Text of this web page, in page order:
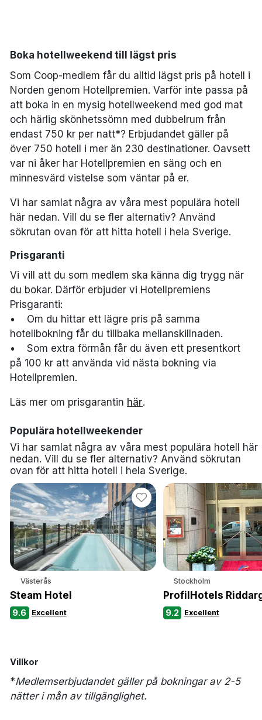
Done
Boka hotellweekend till lägst pris
Som Coop-medlem får du alltid lägst pris på hotell i
Norden genom Hotellpremien. Varför inte passa på
att boka in en mysig hotellweekend med god mat
och härlig skönhetssömn med dubbelrum från
endast 750 kr per natt*? Erbjudandet gäller på
över 750 hotell i mer än 230 destinationer. Oavsett
var ni åker har Hotellpremien en säng och en
minnesvärd vistelse som väntar på er.
Vi har samlat några av våra mest populära hotell
här nedan. Vill du se fler alternativ? Använd
sökrutan ovan för att hitta hotell i hela Sverige.
Prisgaranti
Vi vill att du som medlem ska känna dig trygg när
du bokar. Därför erbjuder vi Hotellpremiens
Prisgaranti:
• Om du hittar ett lägre pris på samma
hotellbokning får du tillbaka mellanskillnaden.
• Som extra förmån får du även ett presentkort
på 100 kr att använda vid nästa bokning via
Hotellpremien.
Läs mer om prisgarantin här.
Populära hotellweekender
Vi har samlat några av våra mest populära hotell här
nedan. Vill du se fler alternativ? Använd sökrutan
ovan för att hitta hotell i hela Sverige.
Västerås
Steam Hotel
9.6 Excellent
Stockholm
ProfilHotels
9.2 Excellent
Villkor
*Medlemserbjudandet gäller på bokningar av 2-5
nätter i mån av tillgänglighet.